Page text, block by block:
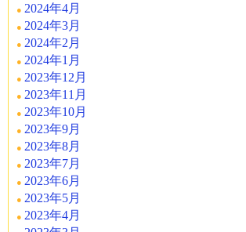
2024年4月
2024年3月
2024年2月
2024年1月
2023年12月
2023年11月
2023年10月
2023年9月
2023年8月
2023年7月
2023年6月
2023年5月
2023年4月